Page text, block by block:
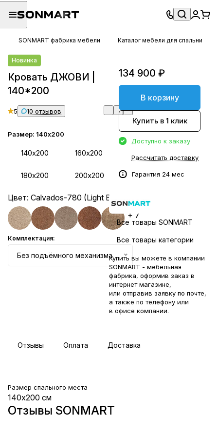
SONMART фабрика мебели Каталог мебели для спальни
Новинка
Кровать ДЖОВИ |
140*200
5 10 отзывов
Размер: 140х200
140х200 160х200
180х200 200х200
Цвет: Calvados-780 (Light Beige)
+ 7
Комплектация:
Без подъёмного механизма
134 900 ₽
В корзину
Купить в 1 клик
Доступно к заказу
Рассчитать доставку
Гарантия 24 мес
Все товары SONMART
Все товары категории
Купить вы можете в компании
SONMART - мебельная
фабрика, оформив заказ в
интернет магазине,
или отправив заявку по почте,
а также по телефону или
в офисе компании.
Отзывы Оплата Доставка
Размер спального места
140х200 см
Отзывы SONMART